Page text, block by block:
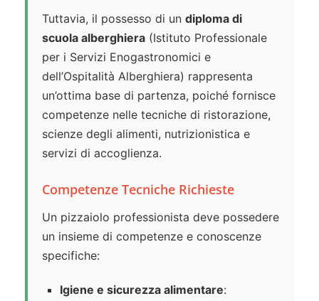
Tuttavia, il possesso di un diploma di
scuola alberghiera (Istituto Professionale
per i Servizi Enogastronomici e
dell’Ospitalità Alberghiera) rappresenta
un’ottima base di partenza, poiché fornisce
competenze nelle tecniche di ristorazione,
scienze degli alimenti, nutrizionistica e
servizi di accoglienza.
Competenze Tecniche Richieste
Un pizzaiolo professionista deve possedere
un insieme di competenze e conoscenze
specifiche:
Igiene e sicurezza alimentare: